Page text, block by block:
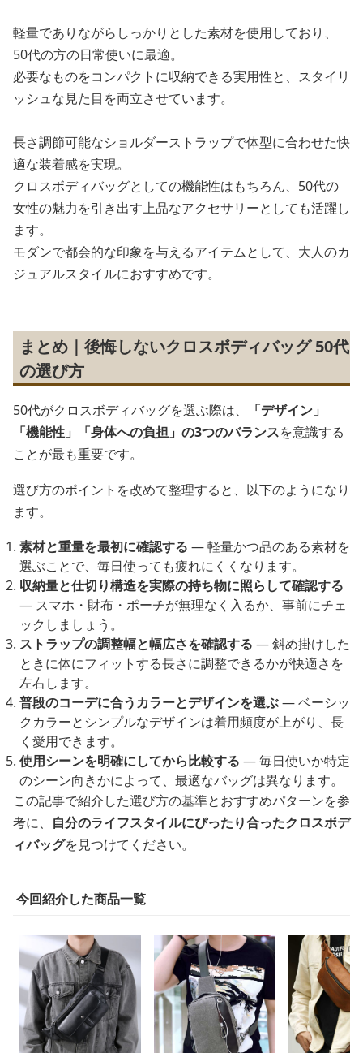
軽量でありながらしっかりとした素材を使用しており、
50代の方の日常使いに最適。
必要なものをコンパクトに収納できる実用性と、スタイリ
ッシュな見た目を両立させています。
長さ調節可能なショルダーストラップで体型に合わせた快
適な装着感を実現。
クロスボディバッグとしての機能性はもちろん、50代の
女性の魅力を引き出す上品なアクセサリーとしても活躍し
ます。
モダンで都会的な印象を与えるアイテムとして、大人のカ
ジュアルスタイルにおすすめです。
まとめ｜後悔しないクロスボディバッグ 50代
の選び方
50代がクロスボディバッグを選ぶ際は、
「デザイン」
「機能性」「身体への負担」の3つのバランスを意識する
ことが最も重要です。
選び方のポイントを改めて整理すると、以下のようになり
ます。
素材と重量を最初に確認する ― 軽量かつ品のある素材を
選ぶことで、毎日使っても疲れにくくなります。
収納量と仕切り構造を実際の持ち物に照らして確認する
― スマホ・財布・ポーチが無理なく入るか、事前にチェ
ックしましょう。
ストラップの調整幅と幅広さを確認する ― 斜め掛けした
ときに体にフィットする長さに調整できるかが快適さを
左右します。
普段のコーデに合うカラーとデザインを選ぶ― ベーシッ
クカラーとシンプルなデザインは着用頻度が上がり、長
く愛用できます。
使用シーンを明確にしてから比較する ― 毎日使いか特定
のシーン向きかによって、最適なバッグは異なります。
この記事で紹介した選び方の基準とおすすめパターンを参
考に、 自分のライフスタイルにぴったり合ったクロスボデ
ィバッグを見つけてください。
今回紹介した商品一覧